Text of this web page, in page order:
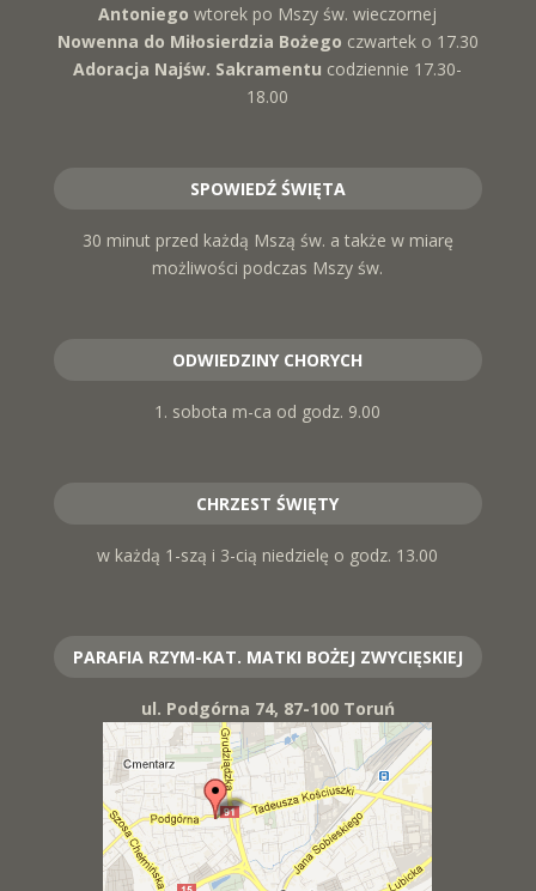
Antoniegowtorek po Mszy św. wieczornej
Nowenna do Miłosierdzia Bożego czwartek o 17.30
Adoracja Najśw. Sakramentu codziennie 17.30-
18.00
SPOWIEDŹ ŚWIĘTA
30 minut przed każdą Mszą św. a także w miarę
możliwości podczas Mszy św.
ODWIEDZINY CHORYCH
1. sobota m-ca od godz. 9.00
CHRZEST ŚWIĘTY
w każdą 1-szą i 3-cią niedzielę o godz. 13.00
PARAFIA RZYM-KAT. MATKI BOŻEJ ZWYCIĘSKIEJ
ul. Podgórna 74, 87-100 Toruń